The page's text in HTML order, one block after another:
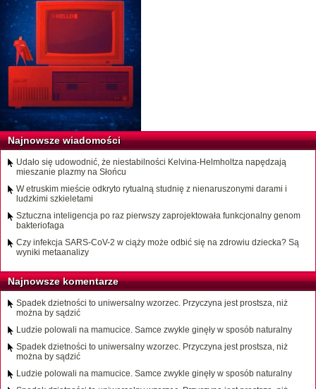
Najnowsze wiadomości
Udało się udowodnić, że niestabilności Kelvina-Helmholtza napędzają
mieszanie plazmy na Słońcu
W etruskim mieście odkryto rytualną studnię z nienaruszonymi darami i
ludzkimi szkieletami
Sztuczna inteligencja po raz pierwszy zaprojektowała funkcjonalny genom
bakteriofaga
Czy infekcja SARS-CoV-2 w ciąży może odbić się na zdrowiu dziecka? Są
wyniki metaanalizy
Najnowsze komentarze
Spadek dzietności to uniwersalny wzorzec. Przyczyna jest prostsza, niż
można by sądzić
Ludzie polowali na mamucice. Samce zwykle ginęły w sposób naturalny
Spadek dzietności to uniwersalny wzorzec. Przyczyna jest prostsza, niż
można by sądzić
Ludzie polowali na mamucice. Samce zwykle ginęły w sposób naturalny